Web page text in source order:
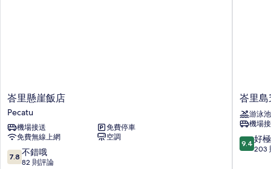
片峇
里
懸
崖
飯
店
Pecatu
峇里懸崖飯店
Pecatu
機場接送
免費停車
免費無線上網
空調
7.8
分，
7.8 不錯哦
82 則評論
峇
島
寰
庭
逐
峇里島
游泳池
機場
9.4
分，
9.4 好
203